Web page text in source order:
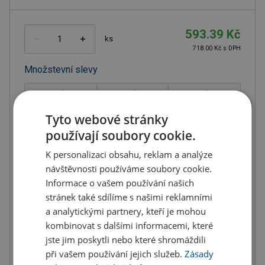
ks 593.39 Kč
718.00 Kč s DPH
Množstevní slevy
504.38 Kč
(-15.00%)
474.71 Kč
(-20.00%)
(-
od
100 ks
415.37 Kč
(-30.00%)
U partnera 3588 ks můžete mít 12.8. až 18.8.
Tyto webové stránky
používají soubory cookie.
K personalizaci obsahu, reklam a analýze
návštěvnosti používáme soubory cookie.
Informace o vašem používání našich
stránek také sdílíme s našimi reklamními
a analytickými partnery, kteří je mohou
kombinovat s dalšími informacemi, které
jste jim poskytli nebo které shromáždili
při vašem používání jejich služeb.Zásady